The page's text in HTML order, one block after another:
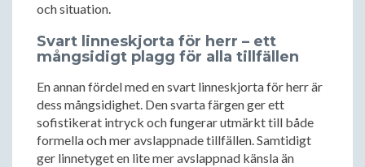
och situation.
Svart linneskjorta för herr – ett
mångsidigt plagg för alla tillfällen
En annan fördel med en svart linneskjorta för herr är
dess mångsidighet. Den svarta färgen ger ett
sofistikerat intryck och fungerar utmärkt till både
formella och mer avslappnade tillfällen. Samtidigt
ger linnetyget en lite mer avslappnad känsla än